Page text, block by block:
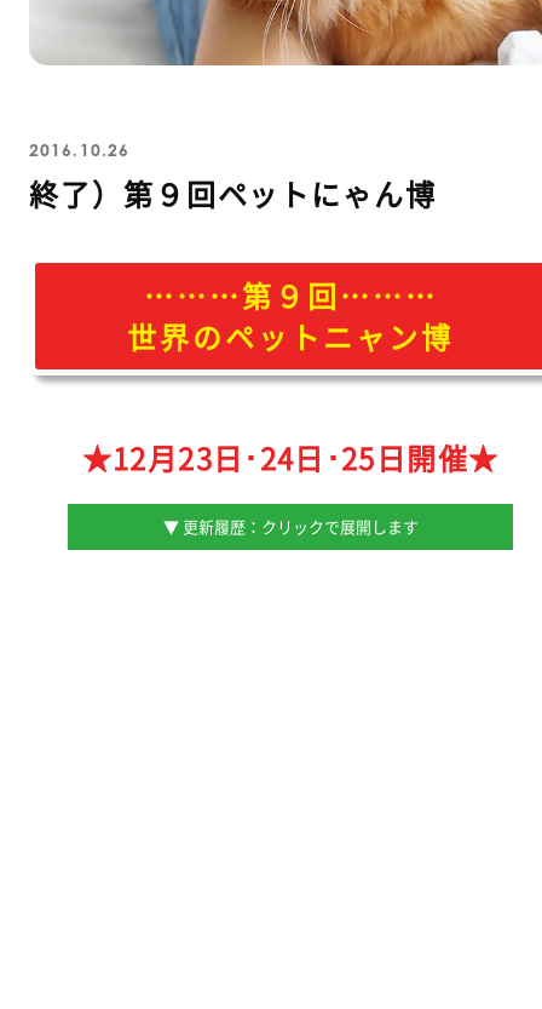
2016.10.26
終了）第９回ペットにゃん博
………第９回………
世界のペットニャン博
★12月23日･24日･25日開催★
▼ 更新履歴：クリックで展開します